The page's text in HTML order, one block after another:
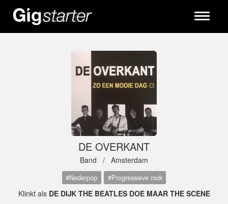
Toggle
DE OVERKANT
Band / Amsterdam
#Nederpop #Progressieve rock
Klinkt als DE DIJK THE BEATLES DOE MAAR THE SCENE